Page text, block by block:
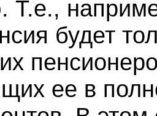
Т.е.,
будет
ее в